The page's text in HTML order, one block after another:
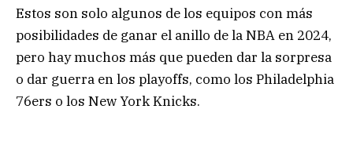
Estos son solo algunos de los equipos con más
posibilidades de ganar el anillo de la NBA en 2024,
pero hay muchos más que pueden dar la sorpresa
o dar guerra en los playoffs, como los Philadelphia
76ers o los New York Knicks.